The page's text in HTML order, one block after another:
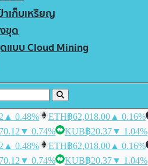
าเก็บเหรียญ
ขุด
แบบ Cloud Mining
▲ 0.48% ETH฿62,018.00 ▲ 0.16%
▼ 0.74% KUB฿20.37▼ 1.04%
▲ 0.48% ETH฿62,018.00 ▲ 0.16%
▼ 0.74% KUB฿20.37▼ 1.04%